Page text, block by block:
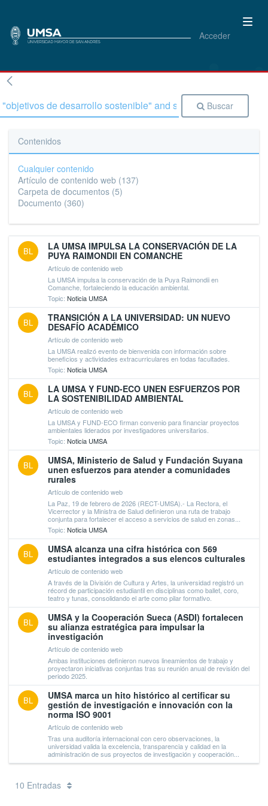
Acceder
Buscar
Contenidos
Cualquier contenido
Artículo de contenido web (137)
Carpeta de documentos (5)
Documento (360)
BL
LA UMSA IMPULSA LA CONSERVACIÓN DE LA
PUYA RAIMONDII EN COMANCHE
Artículo de contenido web
La UMSA impulsa la conservación de la Puya Raimondii en
Comanche, fortaleciendo la educación ambiental.
Topic: Noticia UMSA
BL
TRANSICIÓN A LA UNIVERSIDAD: UN NUEVO
DESAFÍO ACADÉMICO
Artículo de contenido web
La UMSA realizó evento de bienvenida con información sobre
beneficios y actividades extracurriculares en todas facultades.
Topic: Noticia UMSA
BL
LA UMSA Y FUND-ECO UNEN ESFUERZOS POR
LA SOSTENIBILIDAD AMBIENTAL
Artículo de contenido web
La UMSA y FUND-ECO firman convenio para financiar proyectos
ambientales liderados por investigadores universitarios.
Topic: Noticia UMSA
BL
UMSA, Ministerio de Salud y Fundación Suyana
unen esfuerzos para atender a comunidades
rurales
Artículo de contenido web
La Paz, 19 de febrero de 2026 (RECT-UMSA).- La Rectora, el
Vicerrector y la Ministra de Salud definieron una ruta de trabajo
conjunta para fortalecer el acceso a servicios de salud en zonas...
Topic: Noticia UMSA
BL
UMSA alcanza una cifra histórica con 569
estudiantes integrados a sus elencos culturales
Artículo de contenido web
A través de la División de Cultura y Artes, la universidad registró un
récord de participación estudiantil en disciplinas como ballet, coro,
teatro y tunas, consolidando el arte como pilar formativo.
BL
UMSA y la Cooperación Sueca (ASDI) fortalecen
su alianza estratégica para impulsar la
investigación
Artículo de contenido web
Ambas instituciones definieron nuevos lineamientos de trabajo y
proyectaron iniciativas conjuntas tras su reunión anual de revisión del
periodo 2025.
BL
UMSA marca un hito histórico al certificar su
gestión de investigación e innovación con la
norma ISO 9001
Artículo de contenido web
Tras una auditoría internacional con cero observaciones, la
universidad valida la excelencia, transparencia y calidad en la
administración de sus proyectos de investigación y cooperación...
10 Entradas